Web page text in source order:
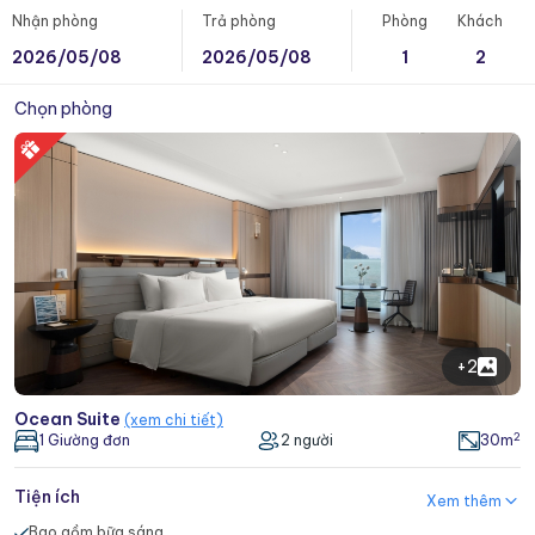
tượng cùng hệ thống tiện ích cao cấp, kiệt tác trên biển này
mang đến hành trình khám phá kỳ quan thiên nhiên thế giới theo
Nhận phòng
2026/05/08
Trả phòng
2026/05/08
Phòng
1
Khách
2
Chọn phòng
+2
Ocean Suite (xem chi tiết)
1 Giường đơn
2 người 30m2
Tiện ích
Xem thêm